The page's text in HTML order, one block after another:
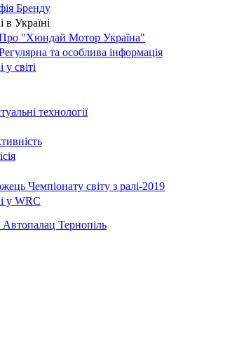
Бренду
в Україні
"Хюндай Мотор Україна"
та особлива інформація
світі
технології
Чемпіонату світу з ралі-2019
у WRC